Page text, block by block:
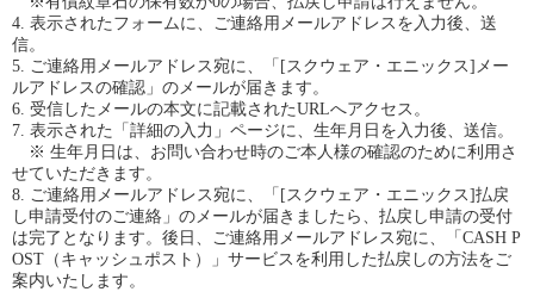
4. 表示されたフォームに、ご連絡用メールアドレスを入力後、送
信。
5. ご連絡用メールアドレス宛に、「[スクウェア・エニックス]メー
ルアドレスの確認」のメールが届きます。
6. 受信したメールの本文に記載されたURLへアクセス。
7. 表示された「詳細の入力」ページに、生年月日を入力後、送信。
※ 生年月日は、お問い合わせ時のご本人様の確認のために利用さ
せていただきます。
8. ご連絡用メールアドレス宛に、「[スクウェア・エニックス]払戻
し申請受付のご連絡」のメールが届きましたら、払戻し申請の受付
は完了となります。後日、ご連絡用メールアドレス宛に、「CASH P
OST（キャッシュポスト）」サービスを利用した払戻しの方法をご
案内いたします。